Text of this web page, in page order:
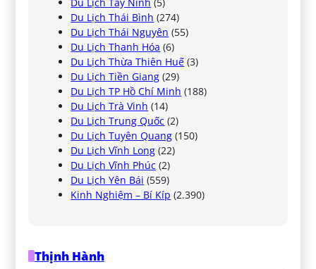
Du Lịch Thái Bình (274)
Du Lịch Thái Nguyên (55)
Du Lịch Thanh Hóa (6)
Du Lịch Thừa Thiên Huế (3)
Du Lịch Tiền Giang (29)
Du Lịch TP Hồ Chí Minh (188)
Du Lịch Trà Vinh (14)
Du Lịch Trung Quốc (2)
Du Lịch Tuyên Quang (150)
Du Lịch Vĩnh Long (22)
Du Lịch Vĩnh Phúc (2)
Du Lịch Yên Bái (559)
Kinh Nghiệm – Bí Kíp (2.390)
Thịnh Hành